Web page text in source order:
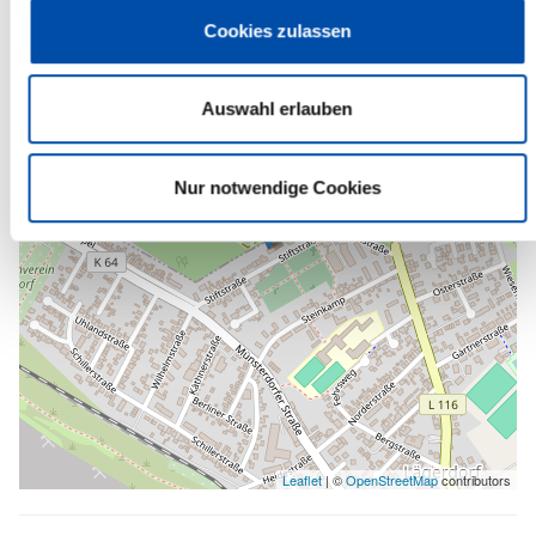
Cookies zulassen
Auswahl erlauben
Nur notwendige Cookies
-
Leaflet| ©OpenStreetMapcontributors